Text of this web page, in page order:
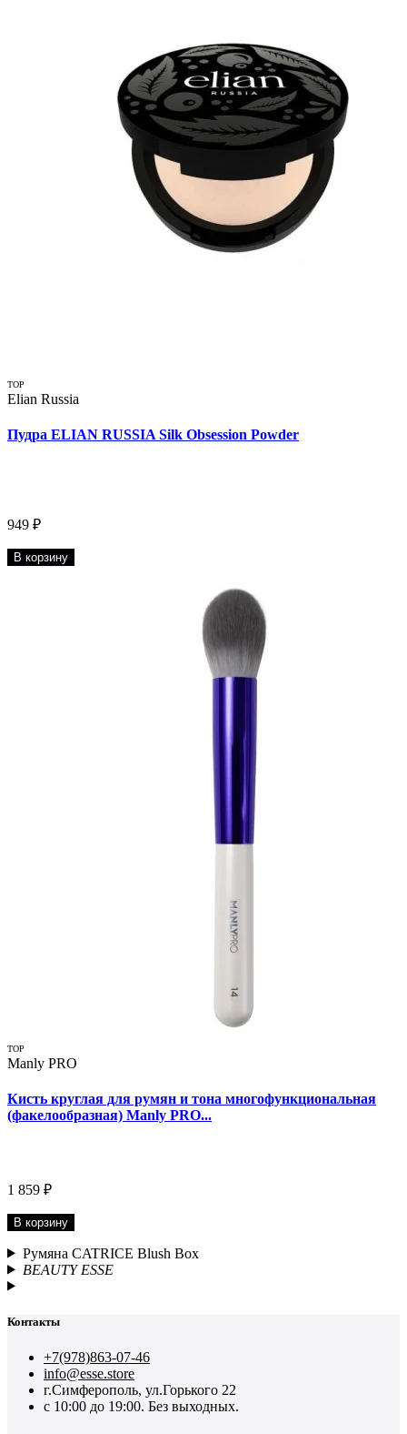
TOP
Elian Russia
Пудра ELIAN RUSSIA Silk Obsession Powder
949 ₽
В корзину
TOP
Manly PRO
Кисть круглая для румян и тона многофункциональная
(факелообразная) Manly PRO...
1 859 ₽
В корзину
Румяна CATRICE Blush Box
BEAUTY ESSE
Контакты
+7(978)863-07-46
info@esse.store
г.Симферополь, ул.Горького 22
с 10:00 до 19:00. Без выходных.